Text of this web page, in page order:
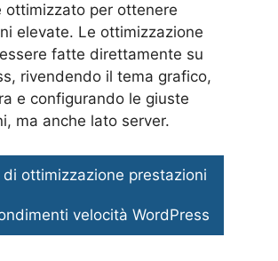
ottimizzato per ottenere
elevate. Le ottimizzazione
fatte direttamente su
rivendendo il tema grafico,
e configurando le giuste
ma anche lato server.
di ottimizzazione prestazioni
velocità WordPress